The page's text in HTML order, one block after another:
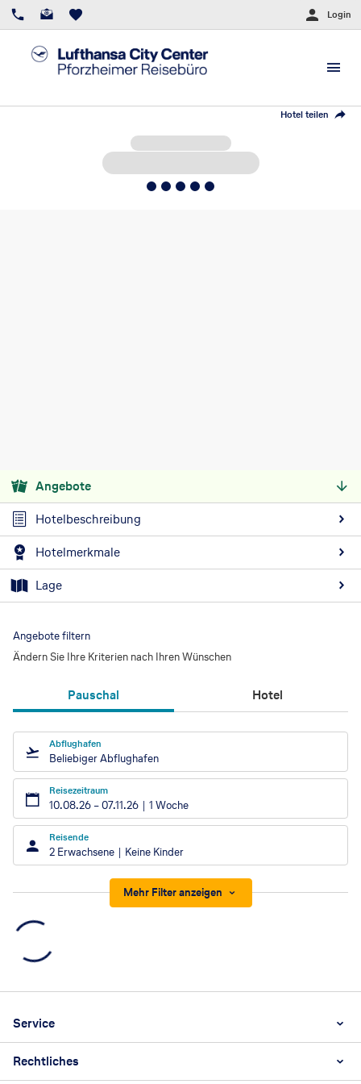
Login
Hotel teilen
5
Angebote
Hotelbeschreibung
Hotelmerkmale
Lage
Angebote filtern
Ändern Sie Ihre Kriterien nach Ihren Wünschen
Pauschal Hotel
Abflughafen
Beliebiger Abflughafen
Reisezeitraum
10.08.26 –07.11.26 1 Woche
Reisende
2 Erwachsene Keine Kinder
Mehr Filter anzeigen
Service
Unternehmen
Rechtliches